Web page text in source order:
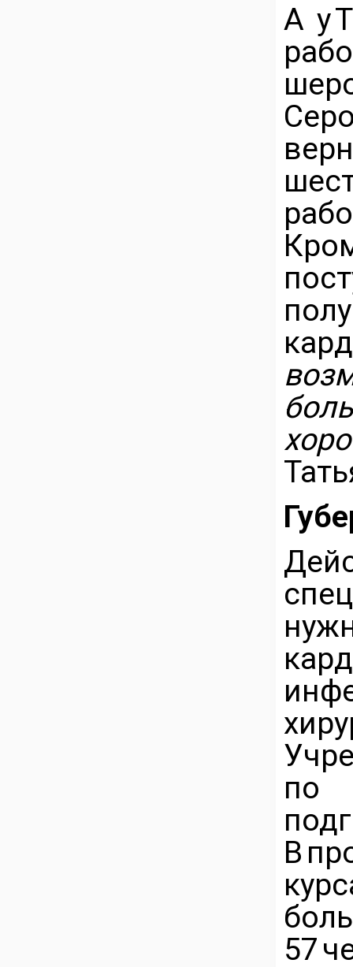
А у
по
В
57